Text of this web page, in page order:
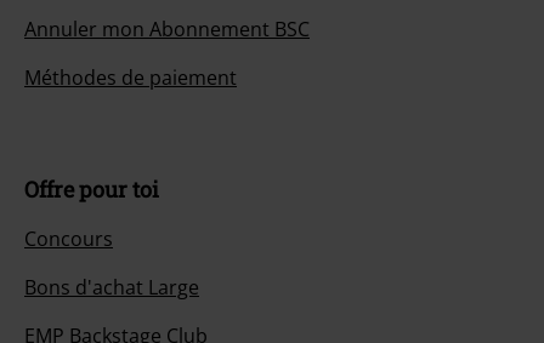
Annuler mon Abonnement BSC
Méthodes de paiement
Offre pour toi
Concours
Bons d'achat Large
EMP Backstage Club